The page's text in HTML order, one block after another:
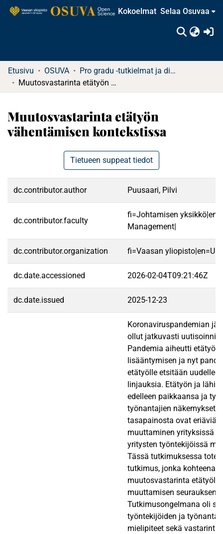
Kokoelmat Selaa Osuvaa
Etusivu OSUVA
Pro gradu -tutkielmat ja diplomityöt
Muutosvastarinta etätyön vähentämisen kontekstissa
Muutosvastarinta etätyön
vähentämisen kontekstissa
Tietueen suppeat tiedot
dc.contributor.author Puusaari, Pilvi
dc.contributor.faculty
fi=Johtamisen
Management|
dc.contributor.organization fi=Vaasan
dc.date.accessioned 2026-02-04T09:21:46Z
dc.date.issued 2025-12-23
Koronaviruspandemian
ollut jatkuvasti uutisoinnin
Pandemia aiheutti etätyön
lisääntymisen ja nyt
etätyölle etsitään
linjauksia. Etätyön ja
edelleen paikkaansa ja
työnantajien näkemykset
tasapainosta ovat eriäviä.
muuttaminen yrityksissä
yritysten työntekijöissä
Tässä tutkimuksessa
tutkimus, jonka kohteena
muutosvastarinta
muuttamisen seurauksena.
Tutkimusongelmana oli
työntekijöiden ja
mielipiteet sekä vastarinta